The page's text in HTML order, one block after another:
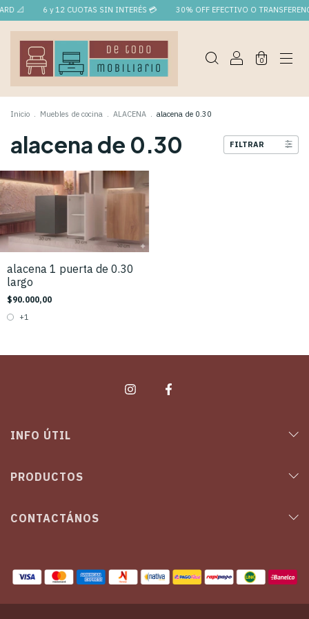
📐 6 y 12 CUOTAS SIN INTERÉS 💳 30% OFF EFECTIVO O
0
Inicio . Muebles de cocina . ALACENA . alacena de 0.30
alacena de 0.30 FILTRAR
alacena 1 puerta de 0.30
largo
$90.000,00
+1
INFO ÚTIL
PRODUCTOS
CONTACTÁNOS